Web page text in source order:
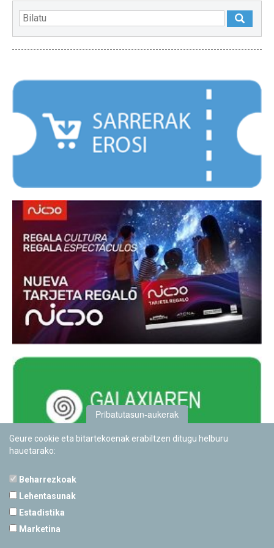
Pribatutasun-aukerak
Geure cookie eta bitartekoenak erabiltzen ditugu helburu
hauetarako:
Beharrezkoak
Lehentasunak
Estadistika
Marketina